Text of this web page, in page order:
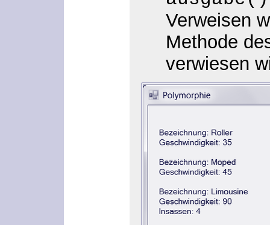
Verweisen
Methode
verwiesen